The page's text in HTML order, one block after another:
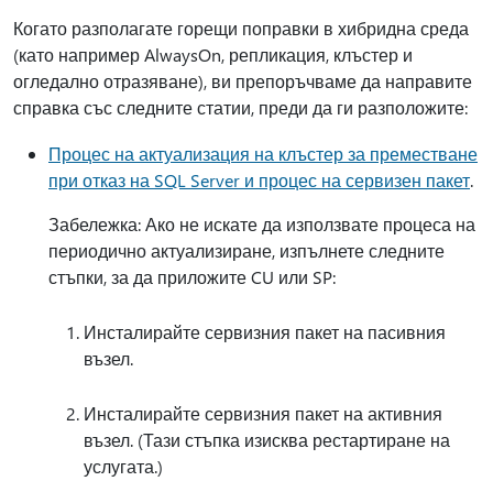
Когато разполагате горещи поправки в хибридна среда
(като например AlwaysOn, репликация, клъстер и
огледално отразяване), ви препоръчваме да направите
справка със следните статии, преди да ги разположите:
Процес на актуализация на клъстер за преместване
при отказ на SQL Server и процес на сервизен пакет.
Забележка: Ако не искате да използвате процеса на
периодично актуализиране, изпълнете следните
стъпки, за да приложите CU или SP:
Инсталирайте сервизния пакет на пасивния
възел.
Инсталирайте сервизния пакет на активния
възел. (Тази стъпка изисква рестартиране на
услугата.)